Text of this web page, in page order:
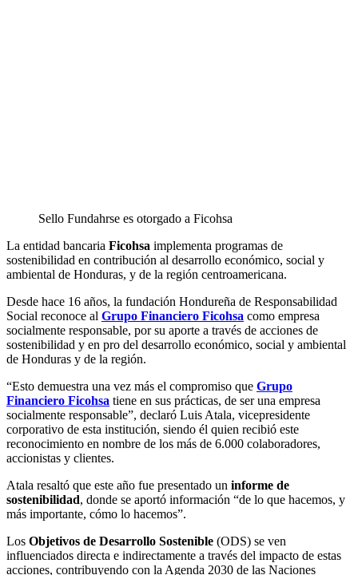
Sello Fundahrse es otorgado a Ficohsa
La entidad bancaria Ficohsa implementa programas de
sostenibilidad en contribución al desarrollo económico, social y
ambiental de Honduras, y de la región centroamericana.
Desde hace 16 años, la fundación Hondureña de Responsabilidad
Social reconoce al Grupo Financiero Ficohsa como empresa
socialmente responsable, por su aporte a través de acciones de
sostenibilidad y en pro del desarrollo económico, social y ambiental
de Honduras y de la región.
“Esto demuestra una vez más el compromiso que Grupo
Financiero Ficohsa tiene en sus prácticas, de ser una empresa
socialmente responsable”, declaró Luis Atala, vicepresidente
corporativo de esta institución, siendo él quien recibió este
reconocimiento en nombre de los más de 6.000 colaboradores,
accionistas y clientes.
Atala resaltó que este año fue presentado un informe de
sostenibilidad, donde se aportó información “de lo que hacemos, y
más importante, cómo lo hacemos”.
Los Objetivos de Desarrollo Sostenible (ODS) se ven
influenciados directa e indirectamente a través del impacto de estas
acciones, contribuyendo con la Agenda 2030 de las Naciones